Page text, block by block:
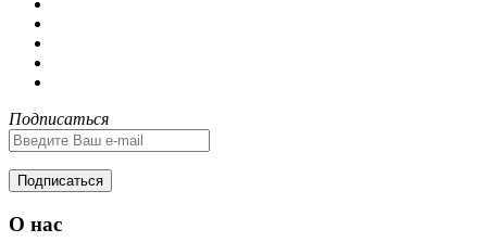
Подписаться
Подписаться
О нас